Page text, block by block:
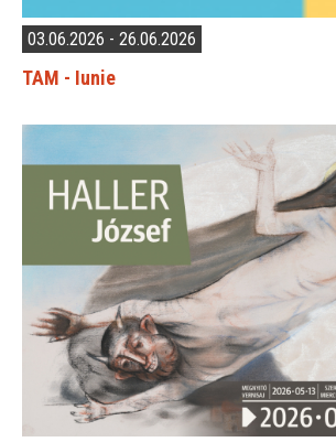
03.06.2026 - 26.06.2026
TAM - Iunie